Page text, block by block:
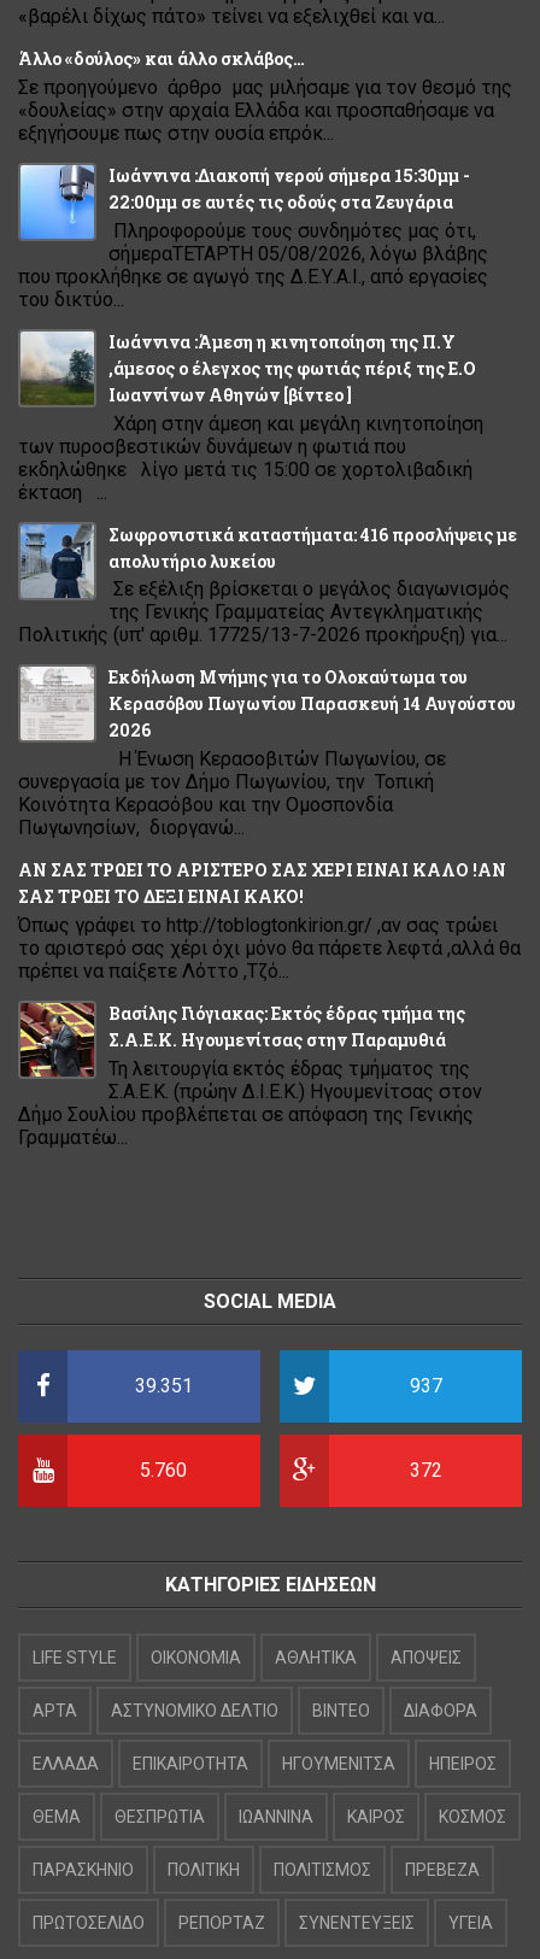
«βαρέλι δίχως πάτο» τείνει να εξελιχθεί και να...
Άλλο «δούλος» και άλλο σκλάβος…
Σε προηγούμενο άρθρο μας μιλήσαμε για τον θεσμό της
«δουλείας» στην αρχαία Ελλάδα και προσπαθήσαμε να
εξηγήσουμε πως στην ουσία επρόκ...
Ιωάννινα :Διακοπή νερού σήμερα 15:30μμ -
22:00μμ σε αυτές τις οδούς στα Ζευγάρια
Πληροφορούμε τους συνδημότες μας ότι,
σήμεραΤΕΤΑΡΤΗ 05/08/2026, λόγω βλάβης
που προκλήθηκε σε αγωγό της Δ.Ε.Υ.Α.Ι., από εργασίες
του δικτύο...
Ιωάννινα :Άμεση η κινητοποίηση της Π.Υ
,άμεσος ο έλεγχος της φωτιάς πέριξ της Ε.Ο
Ιωαννίνων Αθηνών [βίντεο ]
Χάρη στην άμεση και μεγάλη κινητοποίηση
των πυροσβεστικών δυνάμεων η φωτιά που
εκδηλώθηκε λίγο μετά τις 15:00 σε χορτολιβαδική
έκταση ...
Σωφρονιστικά καταστήματα: 416 προσλήψεις με
απολυτήριο λυκείου
Σε εξέλιξη βρίσκεται ο μεγάλος διαγωνισμός
της Γενικής Γραμματείας Αντεγκληματικής
Πολιτικής (υπ' αριθμ. 17725/13-7-2026 προκήρυξη) για...
Εκδήλωση Μνήμης για το Ολοκαύτωμα του
Κερασόβου Πωγωνίου Παρασκευή 14 Αυγούστου
2026
Η Ένωση Κερασοβιτών Πωγωνίου, σε
συνεργασία με τον Δήμο Πωγωνίου, την Τοπική
Κοινότητα Κερασόβου και την Ομοσπονδία
Πωγωνησίων, διοργανώ...
ΑΝ ΣΑΣ ΤΡΩΕΙ ΤΟ ΑΡΙΣΤΕΡΟ ΣΑΣ ΧΕΡΙ ΕΙΝΑΙ ΚΑΛΟ !ΑΝ
ΣΑΣ ΤΡΩΕΙ ΤΟ ΔΕΞΙ ΕΙΝΑΙ ΚΑΚΟ!
Όπως γράφει το http://toblogtonkirion.gr/ ,αν σας τρώει
το αριστερό σας χέρι όχι μόνο θα πάρετε λεφτά ,αλλά θα
πρέπει να παίξετε Λόττο ,Τζό...
Βασίλης Γιόγιακας: Εκτός έδρας τμήμα της
Σ.Α.Ε.Κ. Ηγουμενίτσας στην Παραμυθιά
Τη λειτουργία εκτός έδρας τμήματος της
Σ.Α.Ε.Κ. (πρώην Δ.Ι.Ε.Κ.) Ηγουμενίτσας στον
Δήμο Σουλίου προβλέπεται σε απόφαση της Γενικής
Γραμματέω...
SOCIAL MEDIA
39.351 937
5.760 372
ΚΑΤΗΓΟΡΙΕΣ ΕΙΔΗΣΕΩΝ
LIFE STYLE OIKONOMIA ΑΘΛΗΤΙΚΑ ΑΠΟΨΕΙΣ
ΑΡΤΑ ΑΣΤΥΝΟΜΙΚΟ ΔΕΛΤΙΟ ΒΙΝΤΕΟ ΔΙΑΦΟΡΑ
ΕΛΛΑΔΑ ΕΠΙΚΑΙΡΟΤΗΤΑ ΗΓΟΥΜΕΝΙΤΣΑ ΗΠΕΙΡΟΣ
ΘΕΜΑ ΘΕΣΠΡΩΤΙΑ ΙΩΑΝΝΙΝΑ ΚΑΙΡΟΣ ΚΟΣΜΟΣ
ΠΑΡΑΣΚΗΝΙΟ ΠΟΛΙΤΙΚΗ ΠΟΛΙΤΙΣΜΟΣ ΠΡΕΒΕΖΑ
ΠΡΩΤΟΣΕΛΙΔΟ ΡΕΠΟΡΤΑΖ ΣΥΝΕΝΤΕΥΞΕΙΣ ΥΓΕΙΑ